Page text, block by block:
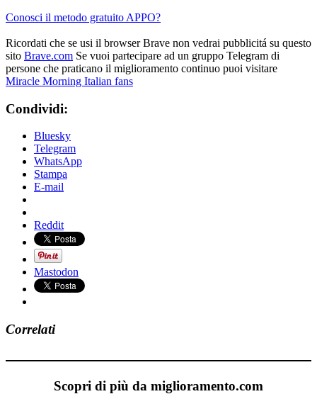
Conosci il metodo gratuito APPO?
Ricordati che se usi il browser Brave non vedrai pubblicitá su questo
sito Brave.com Se vuoi partecipare ad un gruppo Telegram di
persone che praticano il miglioramento continuo puoi visitare
Miracle Morning Italian fans
Condividi:
Bluesky
Telegram
WhatsApp
Stampa
E-mail
Reddit
Mastodon
Correlati
Scopri di più da miglioramento.com